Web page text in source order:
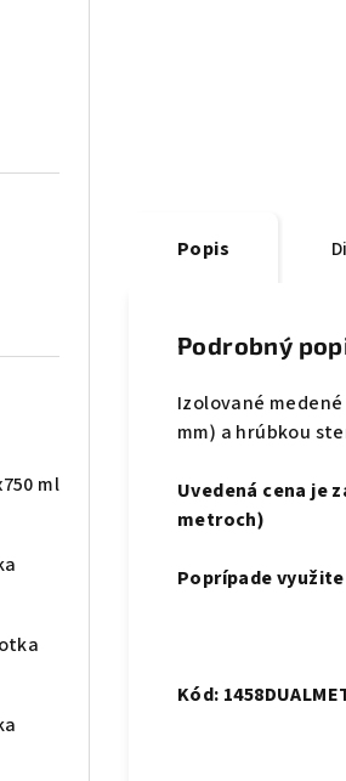
ml
Popis
Podrobný
Izolované
mm) a hrúbkou
Uvedená cena je
metroch)
Poprípade
Kód: